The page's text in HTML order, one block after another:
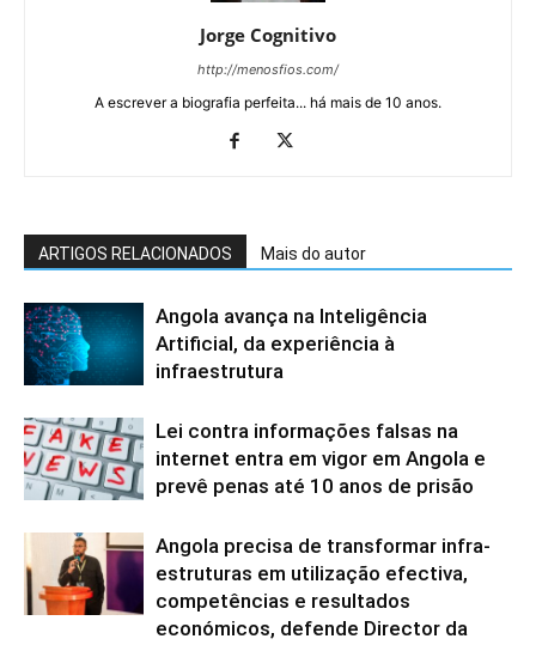
Jorge Cognitivo
http://menosfios.com/
A escrever a biografia perfeita... há mais de 10 anos.
ARTIGOS RELACIONADOS Mais do autor
Angola avança na Inteligência
Artificial, da experiência à
infraestrutura
Lei contra informações falsas na
internet entra em vigor em Angola e
prevê penas até 10 anos de prisão
Angola precisa de transformar infra-
estruturas em utilização efectiva,
competências e resultados
económicos, defende Director da